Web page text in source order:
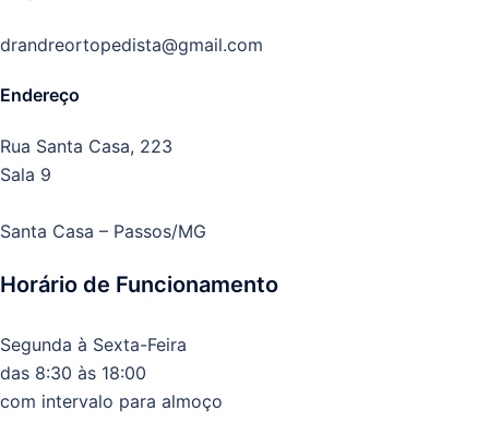
drandreortopedista@gmail.com
Endereço
Rua Santa Casa, 223
Sala 9
Santa Casa – Passos/MG
Horário de Funcionamento
Segunda à Sexta-Feira
das 8:30 às 18:00
com intervalo para almoço